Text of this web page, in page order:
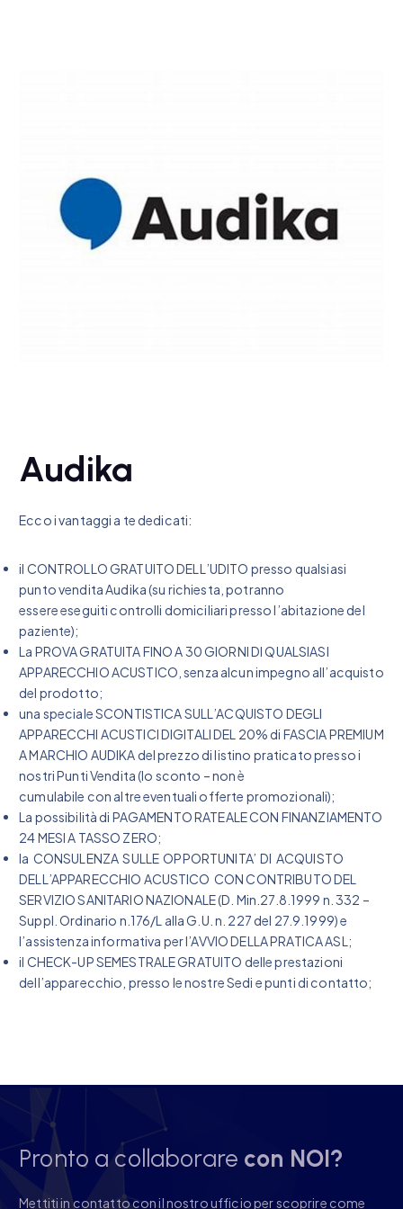
Audika
Ecco i vantaggi a te dedicati:
il CONTROLLO GRATUITO DELL’UDITO presso qualsiasi
punto vendita Audika (su richiesta, potranno
essere eseguiti controlli domiciliari presso l’abitazione del
paziente);
La PROVA GRATUITA FINO A 30 GIORNI DI QUALSIASI
APPARECCHIO ACUSTICO, senza alcun impegno all’acquisto
del prodotto;
una speciale SCONTISTICA SULL’ACQUISTO DEGLI
APPARECCHI ACUSTICI DIGITALI DEL 20% di FASCIA PREMIUM
A MARCHIO AUDIKA del prezzo di listino praticato presso i
nostri Punti Vendita (lo sconto – non è
cumulabile con altre eventuali offerte promozionali);
La possibilità di PAGAMENTO RATEALE CON FINANZIAMENTO
24 MESI A TASSO ZERO;
la CONSULENZA SULLE OPPORTUNITA’ DI ACQUISTO
DELL’APPARECCHIO ACUSTICO CON CONTRIBUTO DEL
SERVIZIO SANITARIO NAZIONALE (D. Min.27.8.1999 n. 332 –
Suppl. Ordinario n.176/L alla G.U. n. 227 del 27.9.1999) e
l’assistenza informativa per l’AVVIO DELLA PRATICA ASL;
il CHECK-UP SEMESTRALE GRATUITO delle prestazioni
dell’apparecchio, presso le nostre Sedi e punti di contatto;
Pronto a collaborare con NOI?
Mettiti in contatto con il nostro ufficio per scoprire come